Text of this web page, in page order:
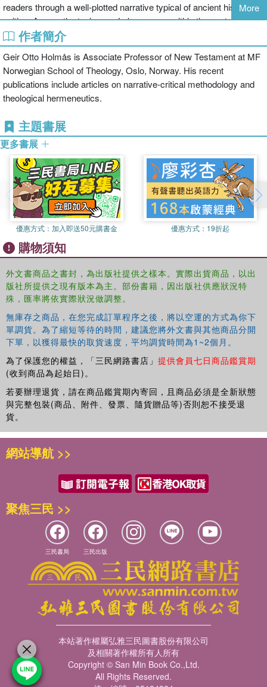
readers through a well-plotted narrative typical of ancient history
writing. Among the topics are Lukan prayer within the context of the
historiographical aims of the double work, the Lukan portrait of the
praying Jesus, and prayer in the life and mission of the early
community. The study is substantially revised from his doctoral
dissertation at MF Norwegian School of Theology. T&T Clark is an
imprint of Continuum. Annotation c2011 Book News, Inc., Portland,
OR (booknews.com)
More
作者簡介
Geir Otto Holmås is Associate Professor of New Testament at MF
Norwegian School of Theology, Oslo, Norway. His recent
publications include articles on narrative-critical methodology and
theological hermeneutics.
主題書展
更多書展
優惠方式： 加入即送50元購書金 優惠方式： 19折起
購物須知
外文書商品之書封，為出版社提供之樣本。實際出貨商品，以出
版社所提供之現有版本為主。部份書籍，因出版社供應狀況特
殊，匯率將依實際狀況做調整。
無庫存之商品，在您完成訂單程序之後，將以空運的方式為你下
單調貨。為了縮短等待的時間，建議您將外文書與其他商品分開
下單，以獲得最快的取貨速度，平均調貨時間為1~2個月。
為了保護您的權益，「三民網路書店」 提供會員七日商品鑑賞期
(收到商品為起始日)。
若要辦理退貨，請在商品鑑賞期內寄回，且商品必須是全新狀態
與完整包裝(商品、附件、發票、隨貨贈品等)否則恕不接受退
貨。
網站導航 >>
聚焦三民 >>
三民書局 三民出版
本站著作權屬弘雅三民圖書股份有限公司
及相關著作權所有人所有
Copyright © San Min Book Co.,Ltd.
All Rights Reserved.